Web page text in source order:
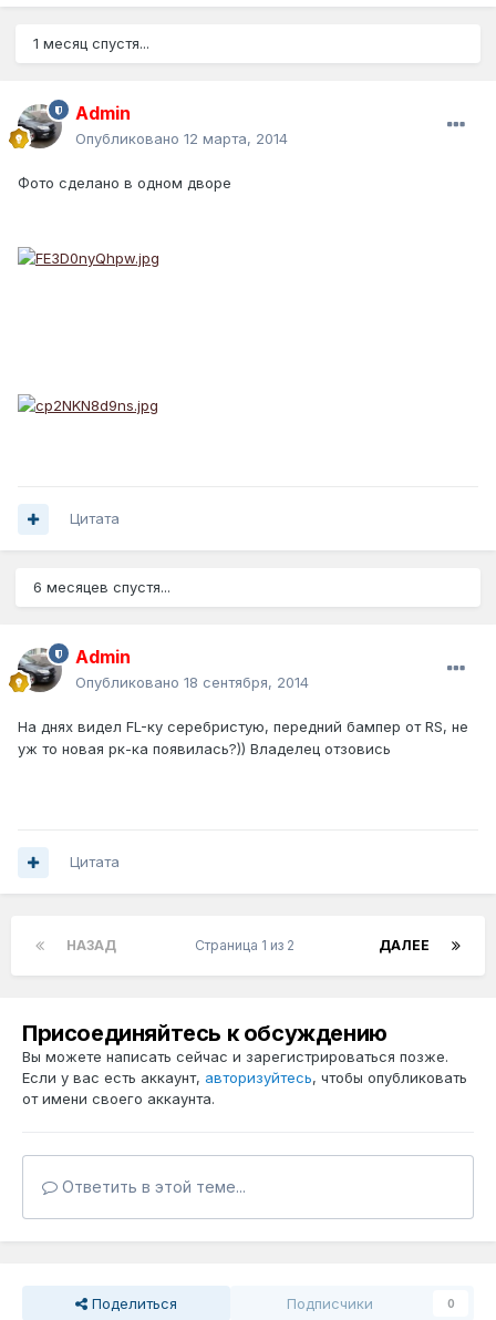
1 месяц спустя...
Admin
Опубликовано 12 марта, 2014
Фото сделано в одном дворе
Цитата
6 месяцев спустя...
Admin
Опубликовано 18 сентября, 2014
На днях видел FL-ку серебристую, передний бампер от RS, не
уж то новая рк-ка появилась?)) Владелец отзовись
Цитата
НАЗАД ДАЛЕЕ
Страница 1 из 2
Присоединяйтесь к обсуждению
Вы можете написать сейчас и зарегистрироваться позже.
Если у вас есть аккаунт, авторизуйтесь, чтобы опубликовать
от имени своего аккаунта.
Ответить в этой теме...
Поделиться Подписчики 0